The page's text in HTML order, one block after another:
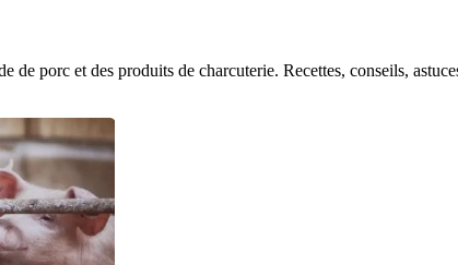
de porc et des produits de charcuterie. Recettes, conseils,